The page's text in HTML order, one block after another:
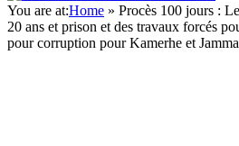
You are at:Home » Procès 100 jours :
20 ans et prison et des travaux forcés
pour corruption pour Kamerhe et